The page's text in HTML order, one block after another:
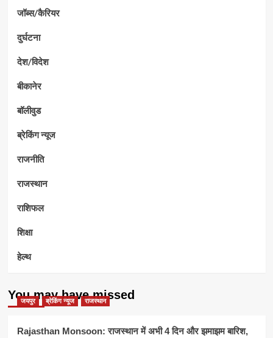
जॉब्स/कैरियर
दुर्घटना
देश/विदेश
बीकानेर
बॉलीवुड
ब्रेकिंग न्यूज
राजनीति
राजस्थान
राशिफल
शिक्षा
हेल्थ
You may have missed
जयपुर ब्रेकिंग न्यूज राजस्थान
Rajasthan Monsoon: राजस्थान में अभी 4 दिन और झमाझम बारिश,